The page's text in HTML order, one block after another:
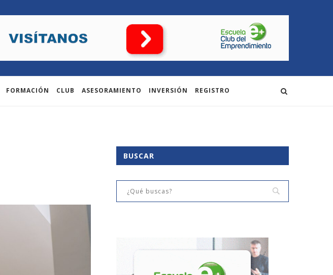
FORMACIÓN CLUB ASESORAMIENTO INVERSIÓN REGISTRO
BUSCAR